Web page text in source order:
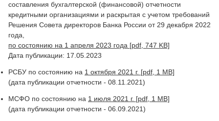
составления бухгалтерской (финансовой) отчетности
кредитными организациями и раскрытая с учетом требований
Решения Совета директоров Банка России от 29 декабря 2022
года,
по состоянию на 1 апреля 2023 года [pdf, 747 KB]
Дата публикации: 17.05.2023
РСБУ по состоянию на 1 октября 2021 г. [pdf, 1 MB]
(дата публикации отчетности - 08.11.2021)
МСФО по состоянию на 1 июля 2021 г. [pdf, 1 MB]
(дата публикации отчетности - 06.09.2021)